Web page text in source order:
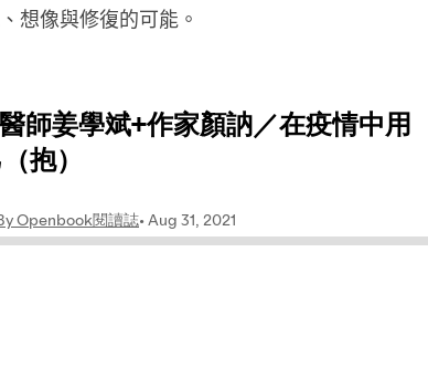
想像與修復的可能。